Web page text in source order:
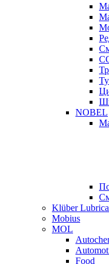
NOBEL
Klüber
Mobius
MOL
Food